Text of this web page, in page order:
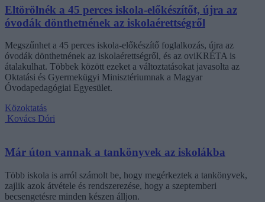
Eltörölnék a 45 perces iskola-előkészítőt, újra az
óvodák dönthetnének az iskolaérettségről
Megszűnhet a 45 perces iskola-előkészítő foglalkozás, újra az
óvodák dönthetnének az iskolaérettségről, és az oviKRÉTA is
átalakulhat. Többek között ezeket a változtatásokat javasolta az
Oktatási és Gyermekügyi Minisztériumnak a Magyar
Óvodapedagógiai Egyesület.
Közoktatás
Kovács Dóri
Már úton vannak a tankönyvek az iskolákba
Több iskola is arról számolt be, hogy megérkeztek a tankönyvek,
zajlik azok átvétele és rendszerezése, hogy a szeptemberi
becsengetésre minden készen álljon.